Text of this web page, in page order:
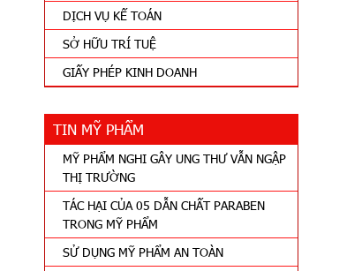
DỊCH VỤ KẾ TOÁN
SỞ HỮU TRÍ TUỆ
GIẤY PHÉP KINH DOANH
TIN MỸ PHẨM
MỸ PHẨM NGHI GÂY UNG THƯ VẪN NGẬP
THỊ TRƯỜNG
TÁC HẠI CỦA 05 DẪN CHẤT PARABEN
TRONG MỸ PHẨM
SỬ DỤNG MỸ PHẨM AN TOÀN